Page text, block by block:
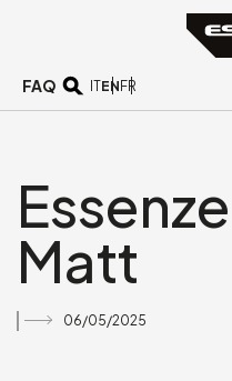
FAQ ITEN FR
Matt
06/05/2025